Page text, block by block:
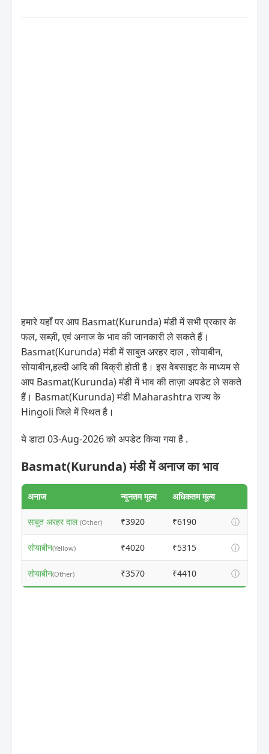
हमारे यहाँ पर आप Basmat(Kurunda) मंडी में सभी प्रकार के
फल, सब्ज़ी, एवं अनाज के भाव की जानकारी ले सकते हैं।
Basmat(Kurunda) मंडी में साबुत अरहर दाल , सोयाबीन,
सोयाबीन,हल्दी आदि की बिक्री होती है। इस वेबसाइट के माध्यम से
आप Basmat(Kurunda) मंडी में भाव की ताज़ा अपडेट ले सकते
हैं। Basmat(Kurunda) मंडी Maharashtra राज्य के
Hingoli जिले में स्थित है।
ये डाटा 03-Aug-2026 को अपडेट किया गया है .
Basmat(Kurunda) मंडी में अनाज का भाव
अनाज न्यूनतम मूल्य अधिकतम मूल्य
साबुत अरहर दाल (Other) ₹3920 ₹6190 ⓘ
सोयाबीन(Yellow) ₹4020 ₹5315 ⓘ
सोयाबीन(Other) ₹3570 ₹4410 ⓘ